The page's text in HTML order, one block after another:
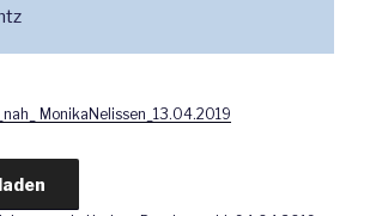
MonikaNelissen_13.04.2019